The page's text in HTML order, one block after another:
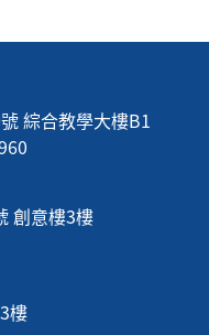
綜合教學大樓B1
創意樓3樓
樓